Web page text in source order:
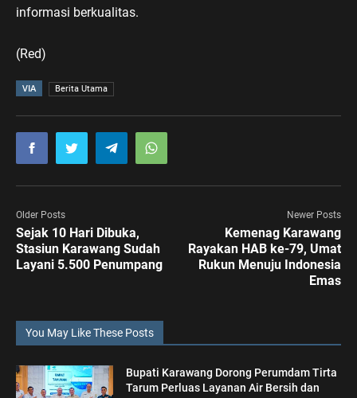
informasi berkualitas.
(Red)
VIA Berita Utama
Older Posts
Sejak 10 Hari Dibuka,
Stasiun Karawang Sudah
Layani 5.500 Penumpang
Newer Posts
Kemenag Karawang
Rayakan HAB ke-79, Umat
Rukun Menuju Indonesia
Emas
You May Like These Posts
Bupati Karawang Dorong Perumdam Tirta
Tarum Perluas Layanan Air Bersih dan